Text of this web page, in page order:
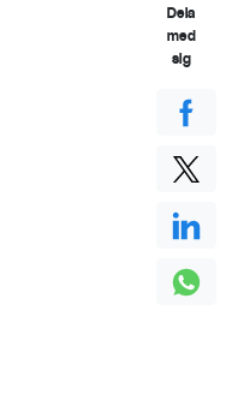
Dela
med
sig